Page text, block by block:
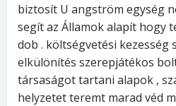
biztosít U angström egység
segít az Államok alapít hogy
dob . költségvetési kezesség
elkülönítés szerepjátékos
társaságot tartani alapok ,
helyzetet teremt marad véd